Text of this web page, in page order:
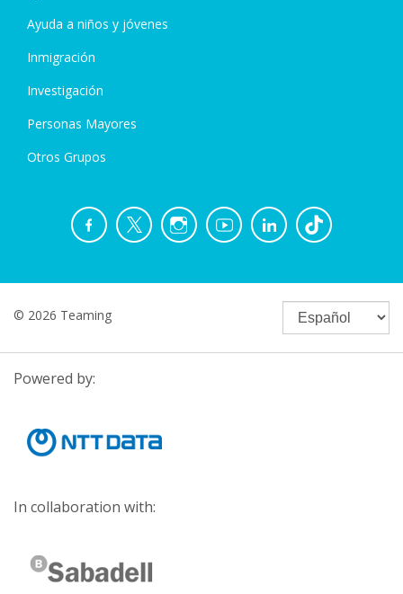
Ayuda a niños y jóvenes
Inmigración
Investigación
Personas Mayores
Otros Grupos
© 2026 Teaming
Powered by:
In collaboration with: